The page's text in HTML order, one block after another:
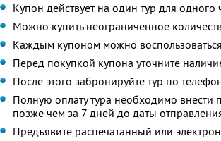
Купон действует на один тур для одного
Можно купить неограниченное
Каждым купоном можно
Перед покупкой купона уточните
После этого забронируйте тур по
Полную оплату тура необходимо внести
позже чем за 7 дней до даты
Предъявите распечатанный или